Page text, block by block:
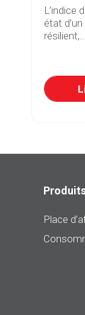
L’indice
état
Place